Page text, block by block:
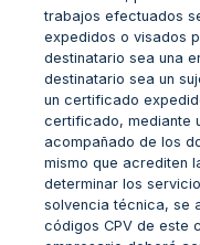
trabajos efectuados
expedidos o visados
destinatario sea una
destinatario sea un
un certificado
certificado, mediante
acompañado de los
mismo que acrediten
determinar los
solvencia técnica, se
códigos CPV de este